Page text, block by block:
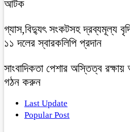
আটক
গ্যাস,বিদ্যুৎ সংকটসহ দ্রব্যমূল্য
১১ দলের স্বারকলিপি প্রদান
সাংবাদিকতা পেশার অস্তিত্ব
গঠন করুন
Last Update
Popular Post